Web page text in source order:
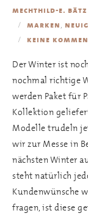
mechthild-e. bätz
marken,
keine
Der Winter ist
nochmal richtige
werden Paket für
Kollektion
Modelle trudeln
wir zur Messe in
nächsten Winter
steht natürlich
Kundenwünsche
fragen, ist diese